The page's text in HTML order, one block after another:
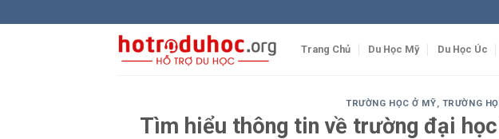
to
Trang Chủ Du Học Mỹ Du Học Úc
TRƯỜNG HỌC Ở MỸ, TRƯỜNG
Tìm hiểu thông tin về trường đại